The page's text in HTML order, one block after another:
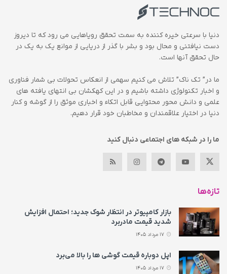
دنیا با سرعتی خیره کننده به سمت تحقق رویاهایی می رود که تا دیروز
دست نیافتنی و محال بود و بشر با گذر از دریایی از موانع یک به یک در
حال تحقق آنها است.
ما در” تک ناک” تلاش می کنیم سهمی از انعکاس تحولات بی شمار فناوری
و اخبار تکنولوژی داشته باشیم و در این کهکشان بی انتهای یافته های
علمی و دانش محور محتوایی قابل اتکاء و اخباری موثق را از گوشه و کنار
دنیا در اختیار علاقمندان و مخاطبان خود قرار دهیم.
ما را در شبکه های اجتماعی دنبال کنید
تازه‌ها
بازار کامپیوتر در انتظار شوک جدید؛ احتمال افزایش
شدید قیمت مادربرد
اپل دوباره قیمت‌ گوشی ها را بالا می‌برد